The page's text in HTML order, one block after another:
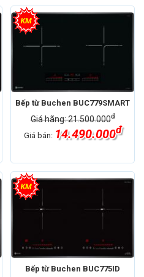
Bếp từ Buchen BUC779SMART
Giá hãng: 21.500.000đ
Giá bán: 14.490.000đ
Bếp từ Buchen BUC775ID